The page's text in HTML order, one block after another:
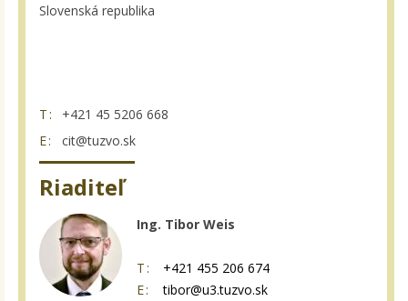
Slovenská republika
T:
+421 45 5206 668
E:
cit@tuzvo.sk
Riaditeľ
Ing. Tibor Weis
T:
+421 455 206 674
E:
tibor@u3.tuzvo.sk